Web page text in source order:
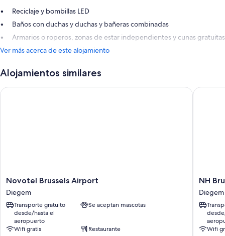
Reciclaje y bombillas LED
Baños con duchas y duchas y bañeras combinadas
Armarios o roperos, zonas de estar independientes y cunas gratuitas
Ver más acerca de este alojamiento
Alojamientos similares
Novotel
Brussels
Airport
Diegem
Novotel Brussels Airport
Diegem
Transporte gratuito
desde/hasta el
aeropuerto
Se aceptan mascotas
Wifi gratis Restaurante
Novotel Brussels Airport
NH
Brussels
Airport
Diegem
NH
Diegem
Wifi
NH